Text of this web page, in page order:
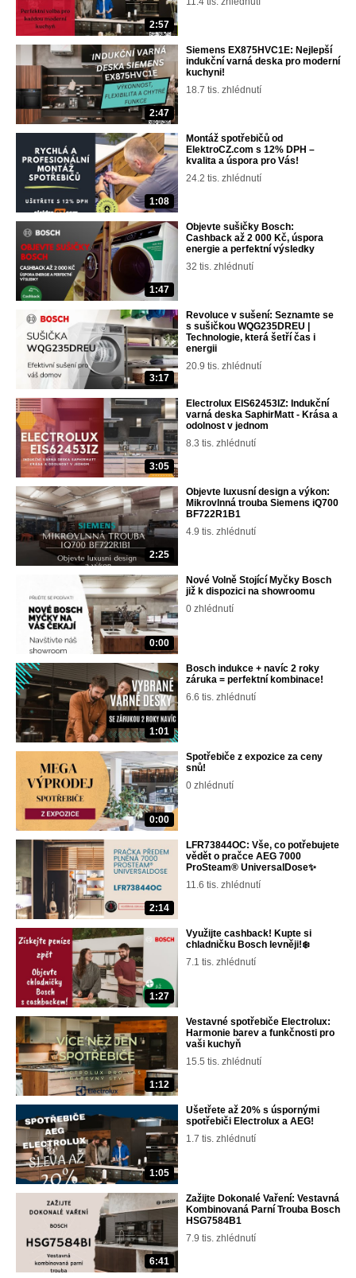
2:57
2:47
Siemens EX875HVC1E: Nejlepší
indukční varná deska pro moderní
kuchyni!
18.7 tis. zhlédnutí
1:08
Montáž spotřebičů od
ElektroCZ.com s 12% DPH –
kvalita a úspora pro Vás!
24.2 tis. zhlédnutí
1:47
Objevte sušičky Bosch:
Cashback až 2 000 Kč, úspora
energie a perfektní výsledky
32 tis. zhlédnutí
3:17
Revoluce v sušení: Seznamte se
s sušičkou WQG235DREU |
Technologie, která šetří čas i
energii
20.9 tis. zhlédnutí
3:05
Electrolux EIS62453IZ: Indukční
varná deska SaphirMatt - Krása a
odolnost v jednom
8.3 tis. zhlédnutí
2:25
Objevte luxusní design a výkon:
Mikrovlnná trouba Siemens iQ700
BF722R1B1
4.9 tis. zhlédnutí
0:00
Nové Volně Stojící Myčky Bosch
již k dispozici na showroomu
0 zhlédnutí
1:01
Bosch indukce + navíc 2 roky
záruka = perfektní kombinace!
6.6 tis. zhlédnutí
0:00
Spotřebiče z expozice za ceny
snů!
0 zhlédnutí
2:14
LFR73844OC: Vše, co potřebujete
vědět o pračce AEG 7000
ProSteam® UniversalDose✨
11.6 tis. zhlédnutí
1:27
Využijte cashback! Kupte si
chladničku Bosch levněji!❄️
7.1 tis. zhlédnutí
1:12
Vestavné spotřebiče Electrolux:
Harmonie barev a funkčnosti pro
vaši kuchyň
15.5 tis. zhlédnutí
1:05
Ušetřete až 20% s úspornými
spotřebiči Electrolux a AEG!
1.7 tis. zhlédnutí
6:41
Zažijte Dokonalé Vaření: Vestavná
Kombinovaná Parní Trouba Bosch
HSG7584B1
7.9 tis. zhlédnutí